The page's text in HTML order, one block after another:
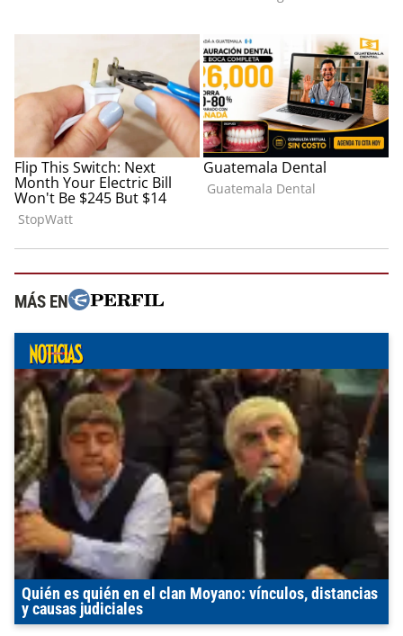
MÁS EN
Quién es quién en el clan Moyano: vínculos, distancias
y causas judiciales